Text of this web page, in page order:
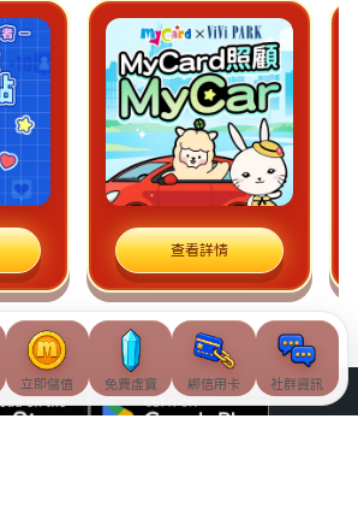
查看詳情
立即儲值 免費虛寶 綁信用卡 社群資訊